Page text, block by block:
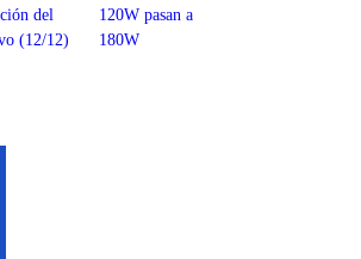
del
(12/12)
120W pasan a
180W